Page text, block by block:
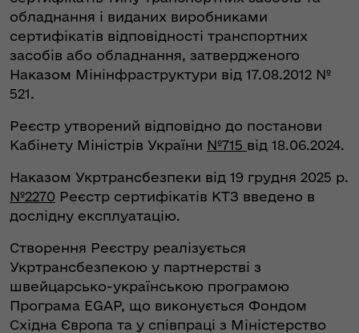
обладнання і виданих виробниками
сертифікатів відповідності транспортних
засобів або обладнання, затвердженого
Наказом Мінінфраструктури від 17.08.2012 №
521.
Реєстр утворений відповідно до постанови
Кабінету Міністрів України №715 від 18.06.2024.
Наказом Укртрансбезпеки від 19 грудня 2025 р.
№2270 Реєстр сертифікатів КТЗ введено в
дослідну експлуатацію.
Створення Реєстру реалізується
Укртрансбезпекою у партнерстві з
швейцарсько-українською програмою
Програма EGAP, що виконується Фондом
Східна Європа та у співпраці з Міністерство